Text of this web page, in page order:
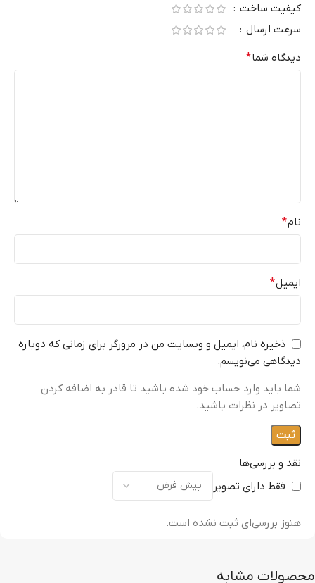
نقد و بررسی‌ها
فقط دارای تصویر
هنوز بررسی‌ای ثبت نشده است.
کیفیت ساخت
سرعت ارسال
دیدگاه شما*
نام*
ایمیل*
ذخیره نام، ایمیل و وبسایت من در مرورگر برای زمانی که دوباره
دیدگاهی می‌نویسم.
شما باید وارد حساب خود شده باشید تا قادر به اضافه کردن
تصاویر در نظرات باشید.
محصولات مشابه